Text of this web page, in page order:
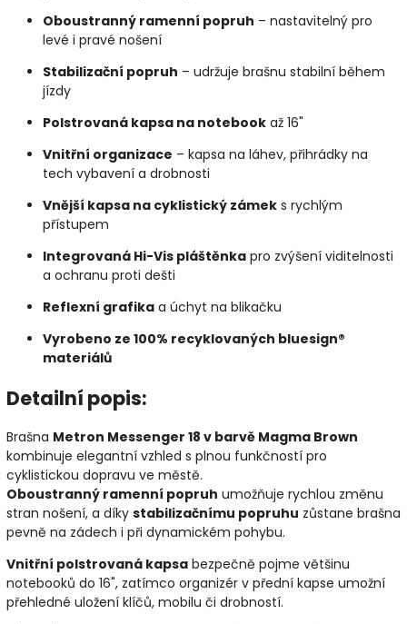
Oboustranný ramenní popruh – nastavitelný pro
levé i pravé nošení
Stabilizační popruh – udržuje brašnu stabilní během
jízdy
Polstrovaná kapsa na notebook až 16"
Vnitřní organizace – kapsa na láhev, přihrádky na
tech vybavení a drobnosti
Vnější kapsa na cyklistický zámek s rychlým
přístupem
Integrovaná Hi-Vis pláštěnka pro zvýšení viditelnosti
a ochranu proti dešti
Reflexní grafika a úchyt na blikačku
Vyrobeno ze 100% recyklovaných bluesign®
materiálů
Detailní popis:
Brašna Metron Messenger 18 v barvě Magma Brown
kombinuje elegantní vzhled s plnou funkčností pro
cyklistickou dopravu ve městě.
Oboustranný ramenní popruh umožňuje rychlou změnu
stran nošení, a díky stabilizačnímu popruhu zůstane brašna
pevně na zádech i při dynamickém pohybu.
Vnitřní polstrovaná kapsa bezpečně pojme většinu
notebooků do 16", zatímco organizér v přední kapse umožní
přehledné uložení klíčů, mobilu či drobností.